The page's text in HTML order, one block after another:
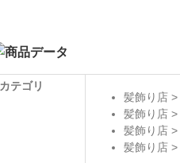
カテゴリ
髪飾り店 >
髪飾り店 >
髪飾り店 >
髪飾り店 >